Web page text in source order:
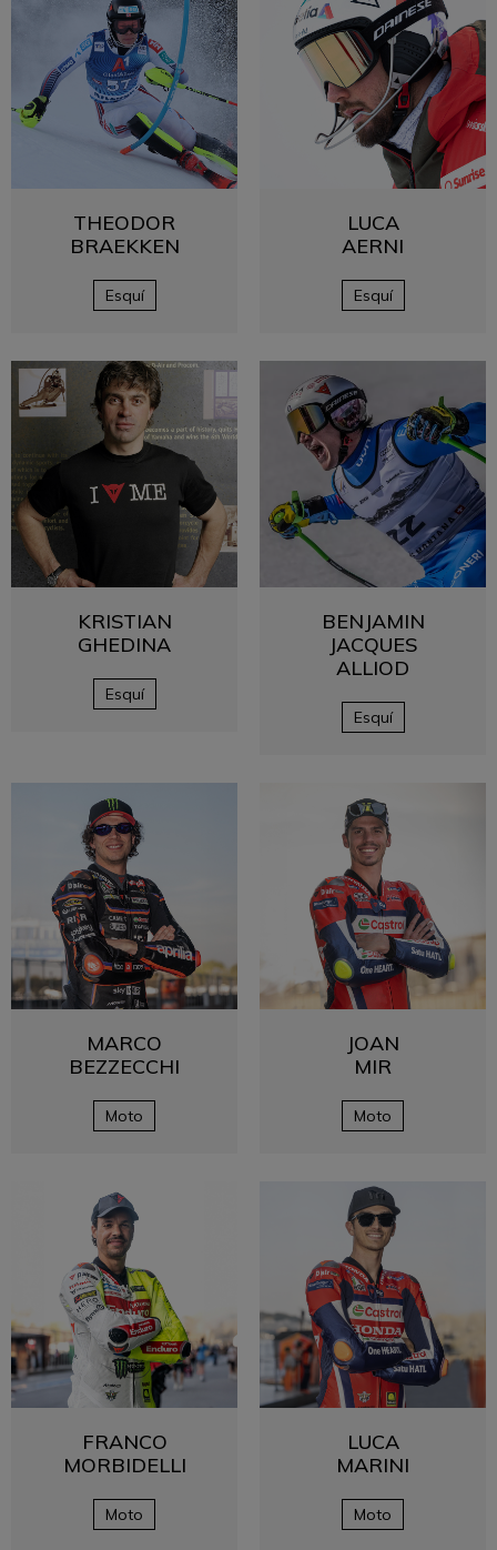
THEODOR
BRAEKKEN
Esquí
LUCA
AERNI
Esquí
KRISTIAN
GHEDINA
Esquí
BENJAMIN
JACQUES
ALLIOD
Esquí
MARCO
BEZZECCHI
Moto
JOAN
MIR
Moto
FRANCO
MORBIDELLI
Moto
LUCA
MARINI
Moto